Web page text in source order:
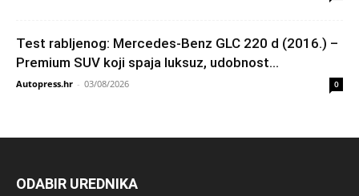
Test rabljenog: Mercedes-Benz GLC 220 d (2016.) –
Premium SUV koji spaja luksuz, udobnost...
Autopress.hr - 03/08/2026 0
ODABIR UREDNIKA